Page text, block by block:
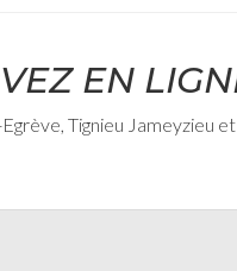
EN
Tignieu Jameyzieu